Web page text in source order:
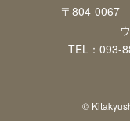
〒804-0067
TEL：093-
©